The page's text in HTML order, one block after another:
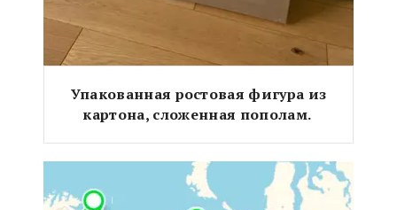
Упакованная ростовая фигура из
картона, сложенная пополам.